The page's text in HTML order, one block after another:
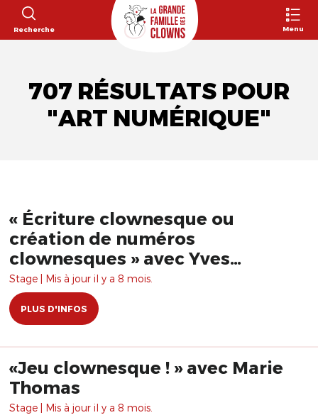
Recherche Menu
707 RÉSULTATS POUR
"ART NUMÉRIQUE"
« Écriture clownesque ou
création de numéros
clownesques » avec Yves
Dagenais
Stage | Mis à jour il y a 8 mois.
PLUS D'INFOS
«Jeu clownesque ! » avec Marie
Thomas
Stage | Mis à jour il y a 8 mois.